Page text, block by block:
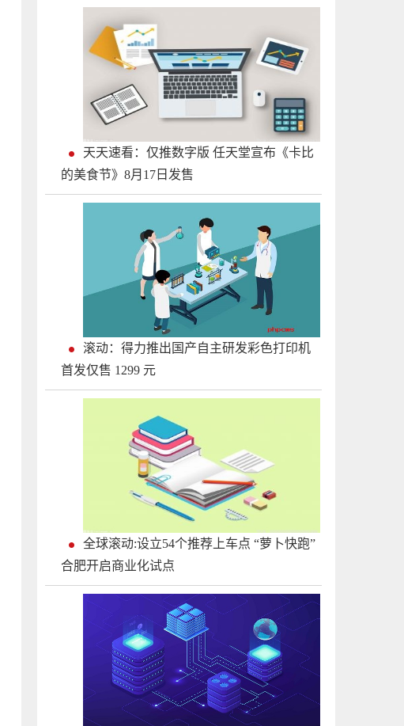
天天速看：仅推数字版 任天堂宣布《卡比
的美食节》8月17日发售
滚动：得力推出国产自主研发彩色打印机
首发仅售 1299 元
全球滚动:设立54个推荐上车点 “萝卜快跑”
合肥开启商业化试点